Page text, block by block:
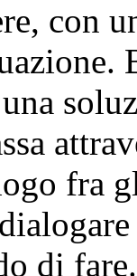
con
fra
di fare.